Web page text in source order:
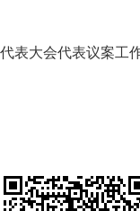
表大会代表议案工